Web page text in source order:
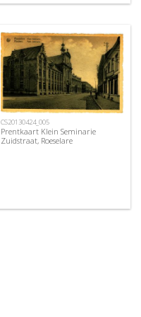
CS20130424_005
Prentkaart Klein Seminarie
Zuidstraat, Roeselare